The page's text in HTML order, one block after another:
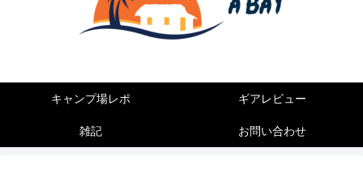
キャンプ場レポ ギアレビュー
雑記 お問い合わせ